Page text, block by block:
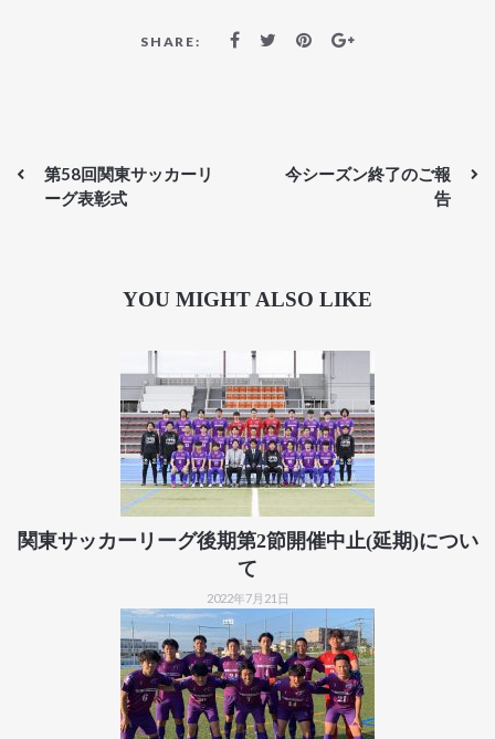
SHARE:
第58回関東サッカーリ
ーグ表彰式
今シーズン終了のご報
告
YOU MIGHT ALSO LIKE
関東サッカーリーグ後期第2節開催中止(延期)につい
て
2022年7月21日